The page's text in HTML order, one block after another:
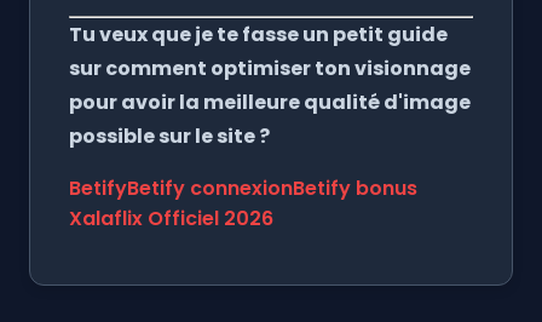
Tu veux que je te fasse un petit guide
sur comment optimiser ton visionnage
pour avoir la meilleure qualité d'image
possible sur le site ?
BetifyBetify connexionBetify bonus
Xalaflix Officiel 2026